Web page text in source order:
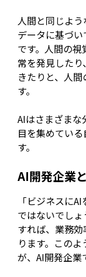
人間と同じよ
データに基づ
です。人間の
常を発見した
きたりと、人
す。
AIはさまざま
目を集めてい
す。
AI開発企業
「ビジネスに
ではないでし
すれば、業務
ります。この
が、AI開発企業